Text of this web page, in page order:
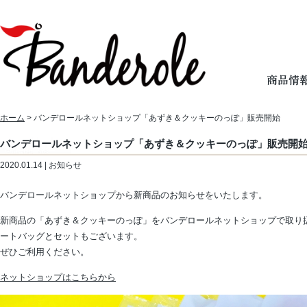
ホーム > バンデロールネットショップ「あずき＆クッキーのっぽ」販売開始
バンデロールネットショップ「あずき＆クッキーのっぽ」販売開
2020.01.14 | お知らせ
バンデロールネットショップから新商品のお知らせをいたします。
新商品の「あずき＆クッキーのっぽ」をバンデロールネットショップで取
ートバッグとセットもございます。
ぜひご利用ください。
ネットショップはこちらから